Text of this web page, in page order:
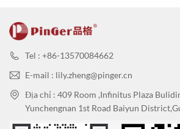
Tel : +86-13570084662
E-mail : lily.zheng@pinger.cn
Địa chỉ : 409 Room ,Infinitus Plaza
Yunchengnan 1st Road Baiyun